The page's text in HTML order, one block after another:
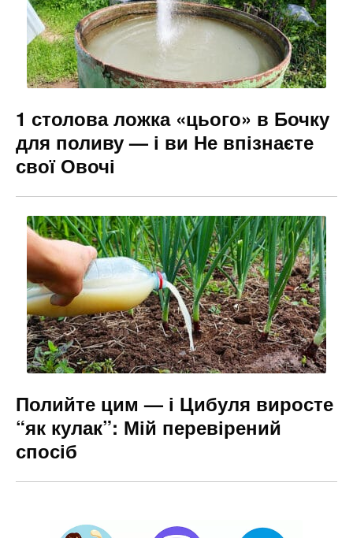
1 столова ложка «цього» в Бочку
для поливу — і ви Не впізнаєте
свої Овочі
Полийте цим — і Цибуля виросте
“як кулак”: Мій перевірений
спосіб